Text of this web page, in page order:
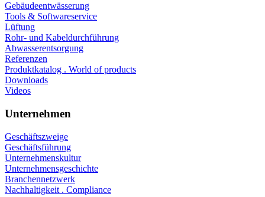
Gebäudeentwässerung
Tools & Softwareservice
Lüftung
Rohr- und Kabeldurchführung
Abwasserentsorgung
Referenzen
Produktkatalog . World of products
Downloads
Videos
Unternehmen
Geschäftszweige
Geschäftsführung
Unternehmenskultur
Unternehmensgeschichte
Branchennetzwerk
Nachhaltigkeit . Compliance